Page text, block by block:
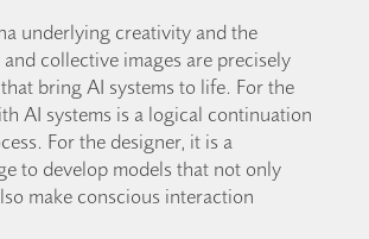
underlying creativity and the
collective images are precisely
bring AI systems to life. For the
AI systems is a logical continuation
For the designer, it is a
to develop models that not only
make conscious interaction